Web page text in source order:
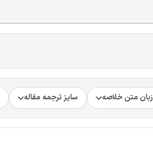
زبان متن خلاصه سایز ترجمه مقاله